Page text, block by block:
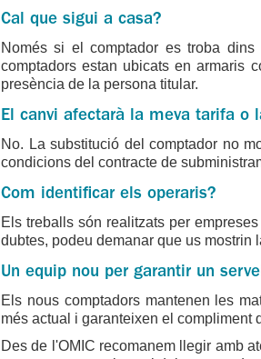
Cal que sigui a casa?
Només si el comptador es troba
comptadors estan ubicats en armaris
presència de la persona titular.
El canvi afectarà la meva tarifa o
No. La substitució del comptador no
condicions del contracte de
Com identificar els operaris?
Els treballs són realitzats per
dubtes, podeu demanar que us mostrin
Un equip nou per garantir un
Els nous comptadors mantenen les
més actual i garanteixen el compliment
Des de l'OMIC recomanem llegir amb